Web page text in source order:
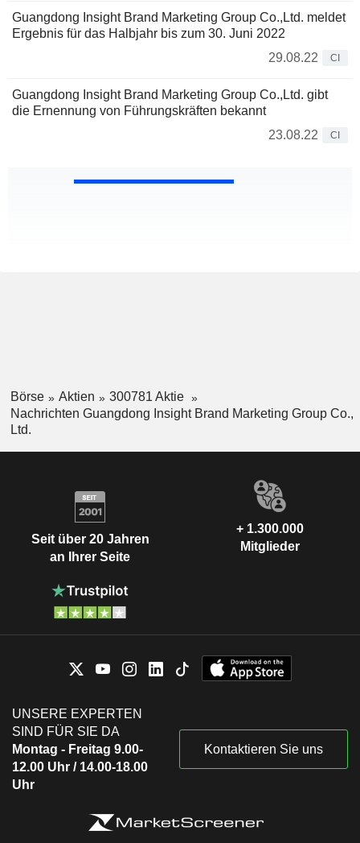
Guangdong Insight Brand Marketing Group Co.,Ltd. meldet
Ergebnis für das Halbjahr bis zum 30. Juni 2022
29.08.22
CI
Guangdong Insight Brand Marketing Group Co.,Ltd. gibt
die Ernennung von Führungskräften bekannt
23.08.22
CI
Börse Aktien
300781 Aktie
Nachrichten Guangdong Insight Brand Marketing Group Co.,
Ltd.
Seit über 20 Jahren
an Ihrer Seite
+ 1.300.000
Mitglieder
UNSERE EXPERTEN
SIND FÜR SIE DA
Montag - Freitag 9.00-
12.00 Uhr / 14.00-18.00
Uhr
Kontaktieren Sie uns